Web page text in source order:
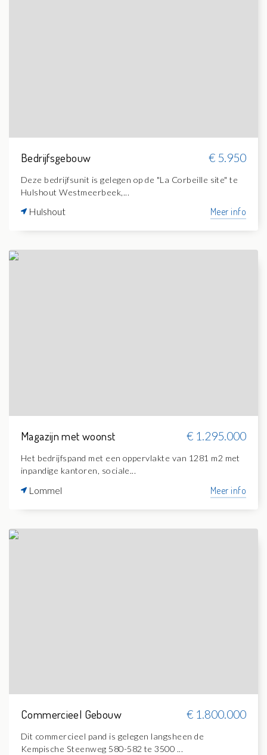
Bedrijfsgebouw € 5.950
Deze bedrijfsunit is gelegen op de "La Corbeille site" te
Hulshout Westmeerbeek,...
Hulshout Meer info
Magazijn met woonst € 1.295.000
Het bedrijfspand met een oppervlakte van 1281 m2 met
inpandige kantoren, sociale...
Lommel Meer info
Commercieel Gebouw € 1.800.000
Dit commercieel pand is gelegen langsheen de
Kempische Steenweg 580-582 te 3500 ...